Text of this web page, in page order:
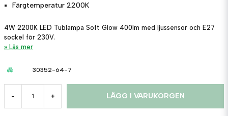
Färgtemperatur 2200K
4W 2200K LED Tublampa Soft Glow 400lm med ljussensor och E27
sockel för 230V.
Läs mer
30352-64-7
- + LÄGG I VARUKORGEN